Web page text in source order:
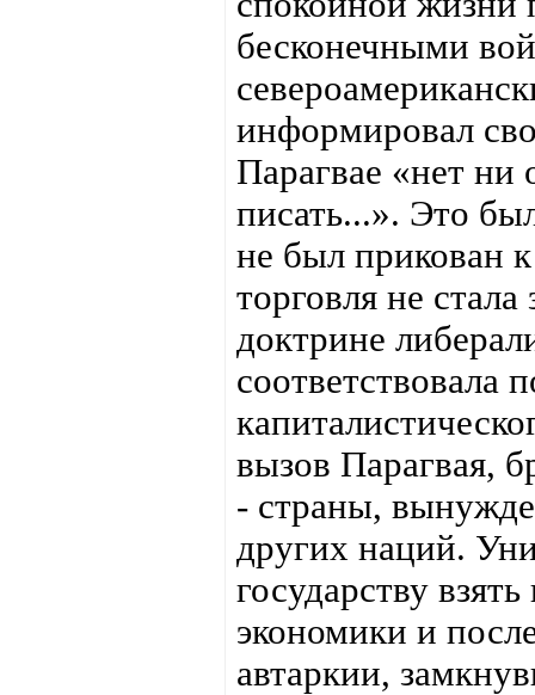
бесконечными
информировал
Парагвае «нет ни
писать...». Это
не был прикован
торговля не
доктрине
соответствовала
вызов Парагвая,
- страны,
других наций.
государству
экономики и
автаркии,